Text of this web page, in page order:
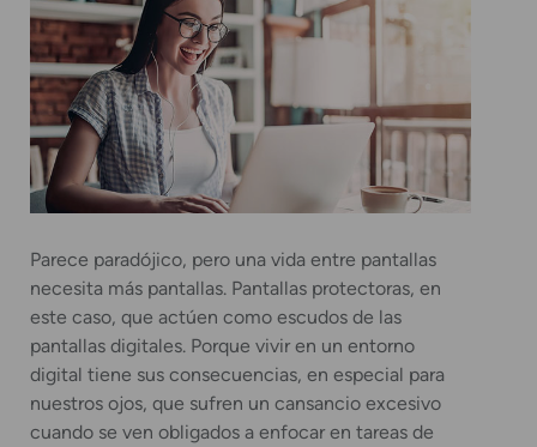
Parece paradójico, pero una vida entre pantallas
necesita más pantallas. Pantallas protectoras, en
este caso, que actúen como escudos de las
pantallas digitales. Porque vivir en un entorno
digital tiene sus consecuencias, en especial para
nuestros ojos, que sufren un cansancio excesivo
cuando se ven obligados a enfocar en tareas de